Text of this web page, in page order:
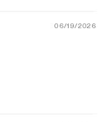
06/19/2026